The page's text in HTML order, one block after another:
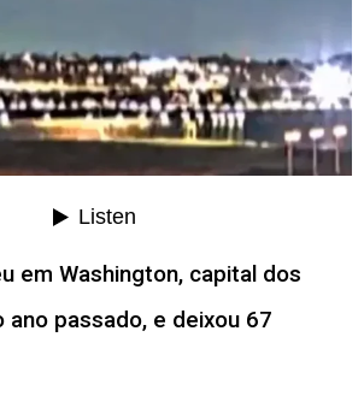
em Washington, capital dos
ano passado, e deixou 67